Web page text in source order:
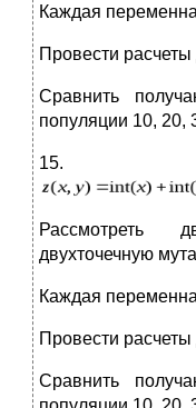
Каждая
Провести
Сравнить
популяции 10, 20,
15.
Рассмотреть
двухточечную
Каждая
Провести
Сравнить